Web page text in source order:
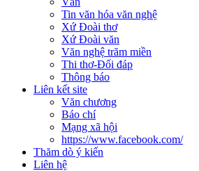
Tin văn hóa văn nghệ
Xứ Đoài thơ
Xứ Đoài văn
Văn nghệ trăm miền
Thi thơ-Đối đáp
Thông báo
Liên kết site
Văn chương
Báo chí
Mạng xã hội
https://www.facebook.com/
Thăm dò ý kiến
Liên hệ